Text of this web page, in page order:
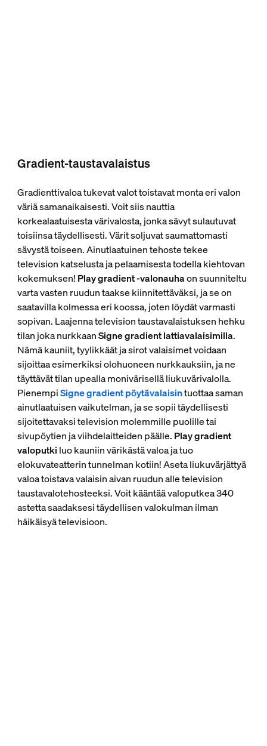
Gradient-taustavalaistus
Gradienttivaloa tukevat valot toistavat monta eri valon
väriä samanaikaisesti. Voit siis nauttia
korkealaatuisesta värivalosta, jonka sävyt sulautuvat
toisiinsa täydellisesti. Värit soljuvat saumattomasti
sävystä toiseen. Ainutlaatuinen tehoste tekee
television katselusta ja pelaamisesta todella kiehtovan
kokemuksen! Play gradient -valonauhaon suunniteltu
varta vasten ruudun taakse kiinnitettäväksi, ja se on
saatavilla kolmessa eri koossa, joten löydät varmasti
sopivan. Laajenna television taustavalaistuksen hehku
tilan joka nurkkaanSigne gradient lattiavalaisimilla.
Nämä kauniit, tyylikkäät ja sirot valaisimet voidaan
sijoittaa esimerkiksi olohuoneen nurkkauksiin, ja ne
täyttävät tilan upealla monivärisellä liukuvärivalolla.
PienempiSigne gradient pöytävalaisintuottaa saman
ainutlaatuisen vaikutelman, ja se sopii täydellisesti
sijoitettavaksi television molemmille puolille tai
sivupöytien ja viihdelaitteiden päälle. Play gradient
valoputki luo kauniin värikästä valoa ja tuo
elokuvateatterin tunnelman kotiin! Aseta liukuvärjättyä
valoa toistava valaisin aivan ruudun alle television
taustavalotehosteeksi. Voit kääntää valoputkea 340
astetta saadaksesi täydellisen valokulman ilman
häikäisyä televisioon.